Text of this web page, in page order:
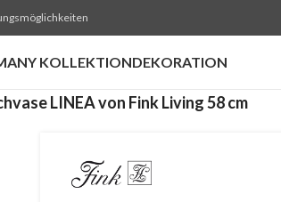
KOLLEKTIONDEKORATION
LINEA von Fink Living 58 cm